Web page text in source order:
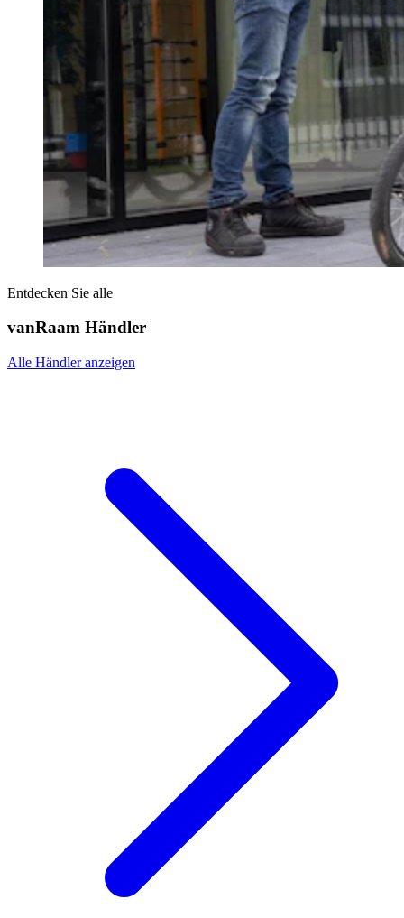
Entdecken Sie alle
vanRaam Händler
Alle Händler anzeigen